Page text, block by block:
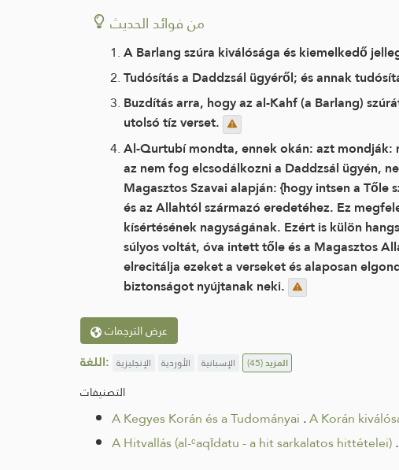
من فوائد الحديث
A Barlang szúra kiválósága és kiemelkedő
Tudósítás a Daddzsál ügyéről; és annak
Buzdítás arra, hogy az al-Kahf (a Barlang)
utolsó tíz verset.
Al-Qurtubí mondta, ennek okán: azt mondják:
az nem fog elcsodálkozni a Daddzsál ügyén,
Magasztos Szavai alapján: {hogy intsen a Tőle
és az Allahtól származó eredetéhez. Ez
kísértésének nagyságának. Ezért is külön
súlyos voltát, óva intett tőle és a Magasztos
elrecitálja ezeket a verseket és alaposan
biztonságot nyújtanak neki.
عرض الترجمات
اللغة: الإنجليزية الأوردية الإسبانية المزيد(45)
التصنيفات
A Kegyes Korán és a Tudományai .A Korán
A Hitvallás (al-ᶜaqīdatu - a hit sarkalatos hittételei).